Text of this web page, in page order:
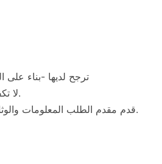
2- ترجح لديها -بناء
لا تكفي للوفاء بمصروفات إجراء التصفية أو إجراء التصفية لصغار المدينين.
3- قدم مقدم الطلب المعلومات والوثائق المشار إليها في المادة (الثامنة والستين بعد المائة) من النظام.